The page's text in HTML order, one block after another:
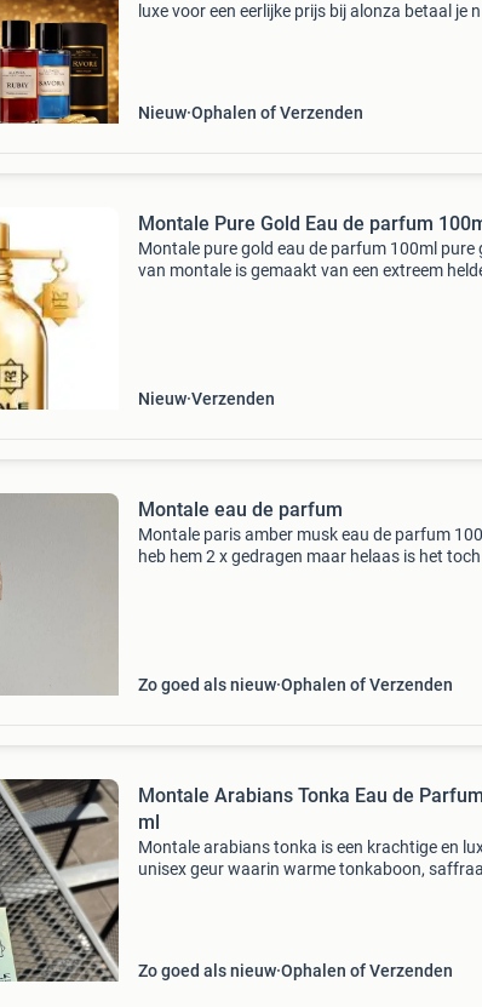
luxe voor een eerlijke prijs bij alonza betaal je
Nieuw Ophalen of Verzenden
Montale Pure Gold Eau de parfum
Montale pure gold eau de parfum 100ml pure
van montale is gemaakt van een extreem
Nieuw Verzenden
Montale eau de parfum
Montale paris amber musk eau de parfum
heb hem 2 x gedragen maar helaas is het
Zo goed als nieuw Ophalen of Verzenden
Montale Arabians Tonka Eau de
ml
Montale arabians tonka is een krachtige en
unisex geur waarin warme tonkaboon,
Zo goed als nieuw Ophalen of Verzenden